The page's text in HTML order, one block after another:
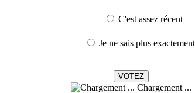
C'est assez récent
Je ne sais plus
Chargement ...